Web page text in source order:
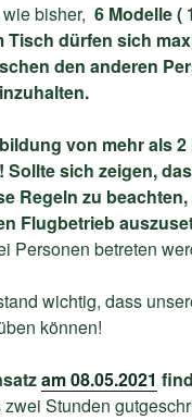
bisher, 6 Modelle (
Tisch dürfen sich
den anderen
von mehr als
Sollte sich zeigen,
Regeln zu
Flugbetrieb
Personen betreten
wichtig, dass
können!
am 08.05.2021
Stunden